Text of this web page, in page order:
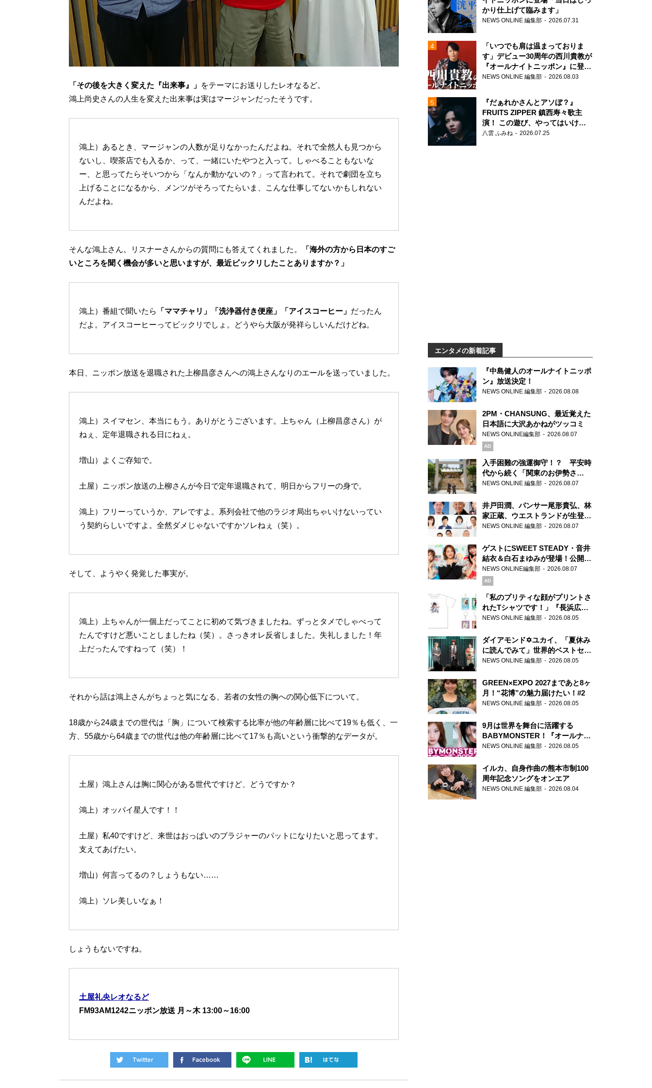
「その後を大きく変えた『出来事』」 をテーマにお送りしたレオなるど。
鴻上尚史さんの人生を変えた出来事は実はマージャンだったそうです。
鴻上）あるとき、マージャンの人数が足りなかったんだよね。それで全然人も見つから
ないし、喫茶店でも入るか、って、一緒にいたやつと入って。しゃべることもないな
ー、と思ってたらそいつから「なんか動かないの？」って言われて。それで劇団を立ち
上げることになるから、メンツがそろってたらいま、こんな仕事してないかもしれない
んだよね。
そんな鴻上さん。リスナーさんからの質問にも答えてくれました。
「海外の方から日本のすご
いところを聞く機会が多いと思いますが、最近ビックリしたことありますか？」
鴻上）番組で聞いたら 「ママチャリ」「洗浄器付き便座」「アイスコーヒー」 だったん
だよ。アイスコーヒーってビックリでしょ。どうやら大阪が発祥らしいんだけどね。
本日、ニッポン放送を退職された上柳昌彦さんへの鴻上さんなりのエールを送っていました。
鴻上）スイマセン、本当にもう。ありがとうございます。上ちゃん（上柳昌彦さん）が
ねぇ、定年退職される日にねぇ。
増山）よくご存知で。
土屋）ニッポン放送の上柳さんが今日で定年退職されて、明日からフリーの身で。
鴻上）フリーっていうか、アレですよ。系列会社で他のラジオ局出ちゃいけないってい
う契約らしいですよ。全然ダメじゃないですかソレねぇ（笑）。
そして、ようやく発覚した事実が。
鴻上）上ちゃんが一個上だってことに初めて気づきましたね。ずっとタメでしゃべって
たんですけど悪いことしましたね（笑）。さっきオレ反省しました。失礼しました！年
上だったんですねって（笑）！
それから話は鴻上さんがちょっと気になる、若者の女性の胸への関心低下について。
18歳から24歳までの世代は「胸」について検索する比率が他の年齢層に比べて19％も低く、一
方、55歳から64歳までの世代は他の年齢層に比べて17％も高いという衝撃的なデータが。
土屋）鴻上さんは胸に関心がある世代ですけど、どうですか？
鴻上）オッパイ星人です！！
土屋）私40ですけど、来世はおっぱいのブラジャーのパットになりたいと思ってます。
支えてあげたい。
増山）何言ってるの？しょうもない……
鴻上）ソレ美しいなぁ！
しょうもないですね。
土屋礼央レオなるど
FM93AM1242ニッポン放送 月～木 13:00～16:00
かり仕上げて臨みます」
NEWS ONLINE 編集部 2026.07.31
「いつでも肩は温まっておりま
す」デビュー30周年の西川貴教が
『オールナイトニッポン』に登
場！
NEWS ONLINE 編集部 2026.08.03
『だぁれかさんとアソぼ？』
FRUITS ZIPPER 鎮西寿々歌主
演！ この遊び、やってはいけま
せん。
八雲 ふみね 2026.07.25
エンタメの新着記事
『中島健人のオールナイトニッポ
ン』放送決定！
NEWS ONLINE 編集部 2026.08.08
2PM・CHANSUNG、最近覚えた
日本語に大沢あかねがツッコミ
NEWS ONLINE編集部 2026.08.07
AD
入手困難の強運御守！？ 平安時
代から続く「関東のお伊勢さ
ま」、芝大神宮にてランパンプス
NEWS ONLINE 編集部 2026.08.07
井戸田潤、パンサー尾形貴弘、林
家正蔵、ウエストランドが生登
場！『ラジオビバリー昼ズ』
NEWS ONLINE 編集部 2026.08.07
ゲストにSWEET STEADY・音井
結衣＆白石まゆみが登場！公開収
録で素顔全開！
NEWS ONLINE編集部 2026.08.07
AD
「私のプリティな顔がプリントさ
れたTシャツです！」『長浜広奈
天下無双』初の番組グッズ発売
NEWS ONLINE 編集部 2026.08.05
ダイアモンド✡ユカイ、「夏休み
に読んでみて」世界的ベストセラ
ー『アナスタシア』を紹介
NEWS ONLINE 編集部 2026.08.05
GREEN×EXPO 2027まであと8ヶ
月！“花博”の魅力届けたい！#2
NEWS ONLINE 編集部 2026.08.05
9月は世界を舞台に活躍する
BABYMONSTER！『オールナイ
トニッポンPODCAST』月替わり
NEWS ONLINE 編集部 2026.08.05
イルカ、自身作曲の熊本市制100
周年記念ソングをオンエア
NEWS ONLINE 編集部 2026.08.04